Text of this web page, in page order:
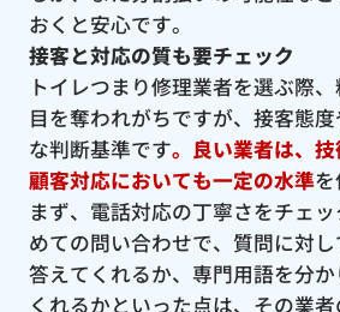
おくと安心です。
接客と対応の質も要チェック
トイレつまり修理業者を選ぶ際
目を奪われがちですが、接客態
な判断基準です。良い業者は、技
顧客対応においても一定の水準を
まず、電話対応の丁寧さをチェ
めての問い合わせで、質問に対
答えてくれるか、専門用語を分
くれるかといった点は、その業